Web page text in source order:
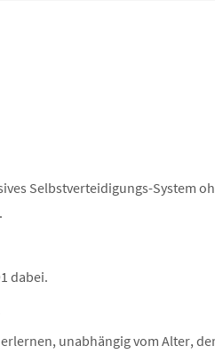
Selbstverteidigungs-System
dabei.
unabhängig vom Alter,